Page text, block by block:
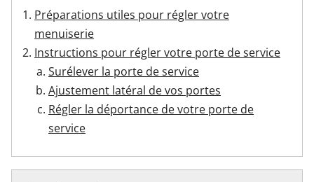
Conseils gratuits
Préparations utiles pour régler votre
menuiserie
Instructions pour régler votre porte de service
Surélever la porte de service
Ajustement latéral de vos portes
Régler la déportance de votre porte de
service